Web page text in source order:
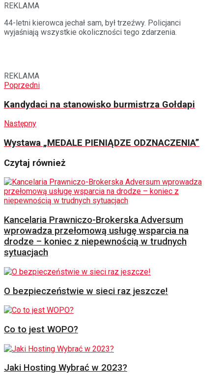
REKLAMA
44-letni kierowca jechał sam, był trzeźwy. Policjanci
wyjaśniają wszystkie okoliczności tego zdarzenia.
REKLAMA
Poprzedni
Kandydaci na stanowisko burmistrza Gołdapi
Następny
Wystawa „MEDALE PIENIĄDZE ODZNACZENIA”
Czytaj również
Kancelaria Prawniczo-Brokerska Adversum
wprowadza przełomową usługę wsparcia na
drodze – koniec z niepewnością w trudnych
sytuacjach
O bezpieczeństwie w sieci raz jeszcze!
Co to jest WOPO?
Jaki Hosting Wybrać w 2023?